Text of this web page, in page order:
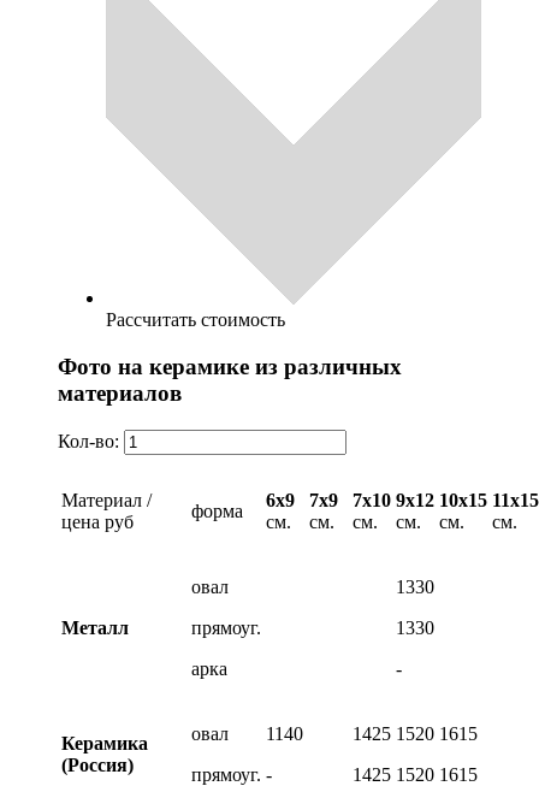
Рассчитать стоимость
Фото на керамике из различных
материалов
Кол-во:
Материал /
цена руб
форма
6х9
см.
7х9
см.
7х10
см.
9х12
см.
10х15
см.
11х15
см.
Металл
овал
прямоуг.
арка
1330
1330
-
Керамика
(Россия)
овал
прямоуг.
1140
-
1425
1425
1520
1520
1615
1615